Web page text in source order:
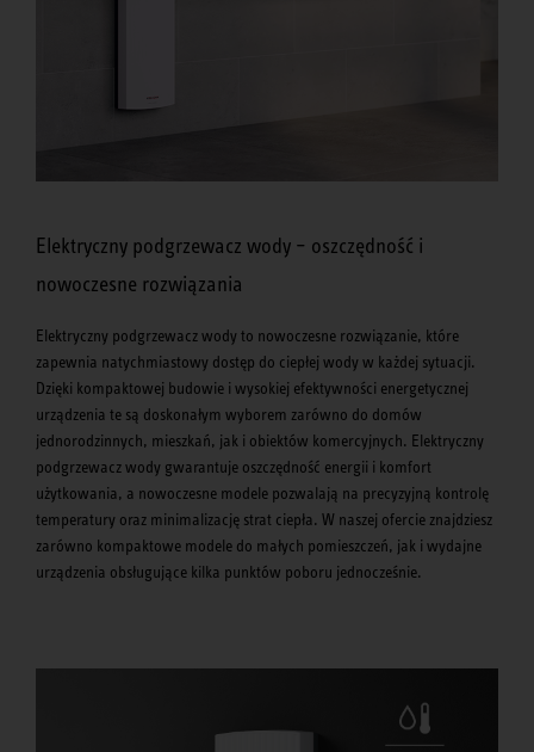
Elektryczny podgrzewacz wody – oszczędność i
nowoczesne rozwiązania
Elektryczny podgrzewacz wody to nowoczesne rozwiązanie, które
zapewnia natychmiastowy dostęp do ciepłej wody w każdej sytuacji.
Dzięki kompaktowej budowie i wysokiej efektywności energetycznej
urządzenia te są doskonałym wyborem zarówno do domów
jednorodzinnych, mieszkań, jak i obiektów komercyjnych. Elektryczny
podgrzewacz wody gwarantuje oszczędność energii i komfort
użytkowania, a nowoczesne modele pozwalają na precyzyjną kontrolę
temperatury oraz minimalizację strat ciepła. W naszej ofercie znajdziesz
zarówno kompaktowe modele do małych pomieszczeń, jak i wydajne
urządzenia obsługujące kilka punktów poboru jednocześnie.